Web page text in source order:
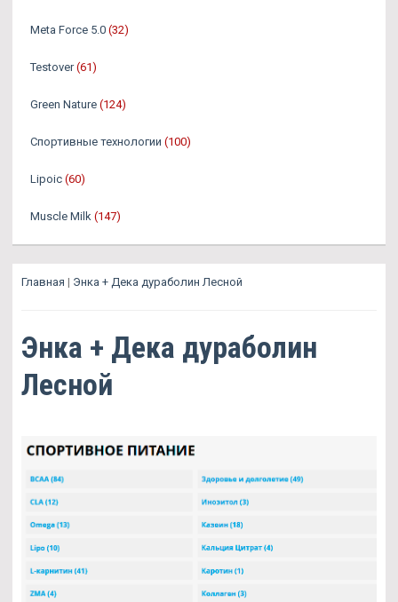
Meta Force 5.0 (32)
Testover (61)
Green Nature (124)
Спортивные технологии (100)
Lipoic (60)
Muscle Milk (147)
Главная | Энка + Дека дураболин Лесной
Энка + Дека дураболин
Лесной